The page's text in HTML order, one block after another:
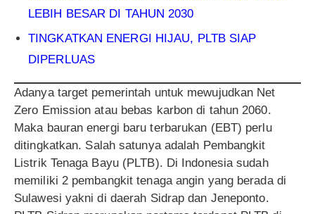
LEBIH BESAR DI TAHUN 2030
TINGKATKAN ENERGI HIJAU, PLTB SIAP
DIPERLUAS
Adanya target pemerintah untuk mewujudkan Net
Zero Emission atau bebas karbon di tahun 2060.
Maka bauran energi baru terbarukan (EBT) perlu
ditingkatkan. Salah satunya adalah Pembangkit
Listrik Tenaga Bayu (PLTB). Di Indonesia sudah
memiliki 2 pembangkit tenaga angin yang berada di
Sulawesi yakni di daerah Sidrap dan Jeneponto.